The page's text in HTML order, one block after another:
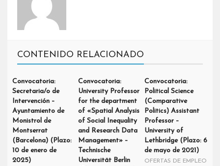
CONTENIDO RELACIONADO
Convocatoria:
Secretaria/o de
Intervención –
Ayuntamiento de
Monistrol de
Montserrat
(Barcelona) (Plazo:
10 de enero de
2025)
Convocatoria:
University Professor
for the department
of «Spatial Analysis
of Social Inequality
and Research Data
Management» –
Technische
Universität Berlin
Convocatoria:
Political Science
(Comparative
Politics) Assistant
Professor –
University of
Lethbridge (Plazo: 6
de mayo de 2021)
OFERTAS DE EMPLEO